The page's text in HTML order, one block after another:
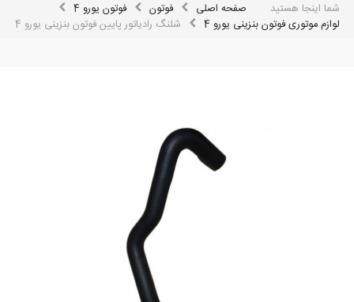
شما اینجا هستید صفحه اصلی فوتون
فوتون یورو 4
لوازم موتوری فوتون بنزینی یورو 4
شلنگ رادیاتور پایین فوتون بنزینی یورو 4